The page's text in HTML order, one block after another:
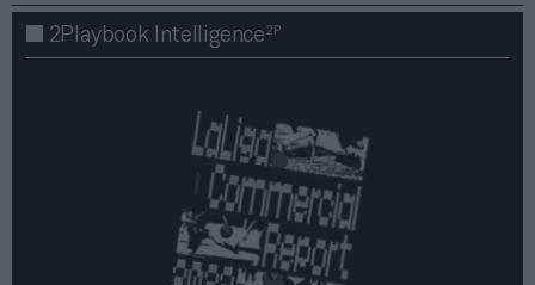
2Playbook Intelligence2P